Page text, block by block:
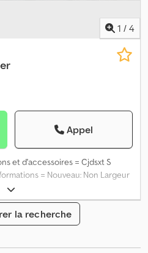
1 / 4
Appel
et d'accessoires = Cjdsxt S
= Nouveau: Non Largeur
€ 1.300, US$ 1.514 TVA/marge:
la recherche